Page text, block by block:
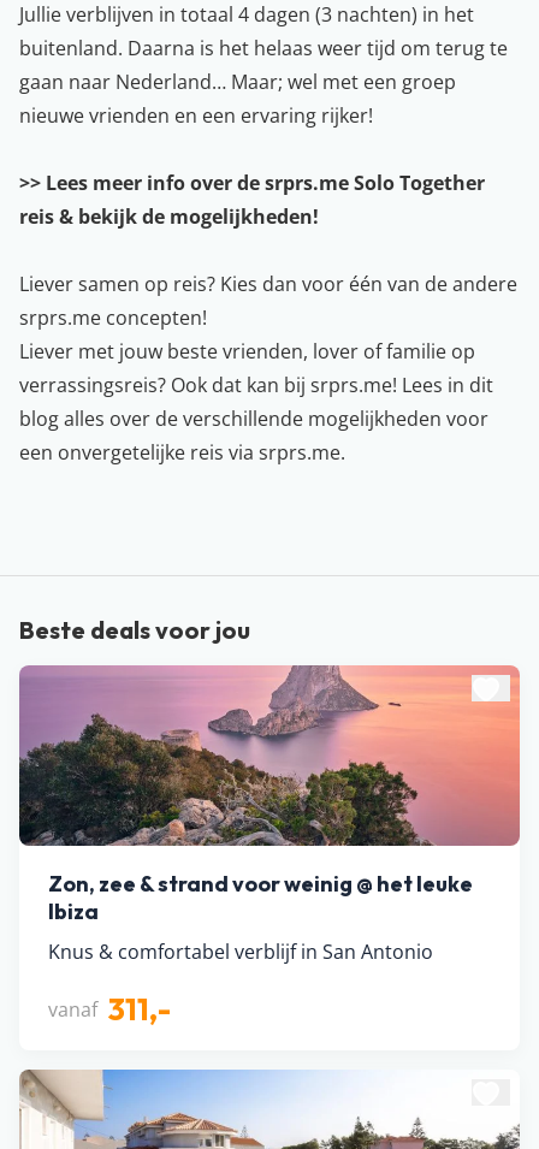
Jullie verblijven in totaal 4 dagen (3 nachten) in het
buitenland. Daarna is het helaas weer tijd om terug te
gaan naar Nederland… Maar; wel met een groep
nieuwe vrienden en een ervaring rijker!
>> Lees meer info over de srprs.me Solo Together
reis & bekijk de mogelijkheden!
Liever samen op reis? Kies dan voor één van de andere
srprs.me concepten!
Liever met jouw beste vrienden, lover of familie op
verrassingsreis? Ook dat kan bij srprs.me! Lees in dit
blogalles over de verschillende mogelijkheden voor
een onvergetelijke reis via srprs.me.
Beste deals voor jou
Zon, zee & strand voor weinig @ het leuke
Ibiza
Knus & comfortabel verblijf in San Antonio
vanaf 311,-